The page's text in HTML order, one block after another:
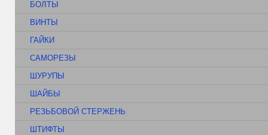
БОЛТЫ
ВИНТЫ
ГАЙКИ
САМОРЕЗЫ
ШУРУПЫ
ШАЙБЫ
РЕЗЬБОВОЙ СТЕРЖЕНЬ
ШТИФТЫ